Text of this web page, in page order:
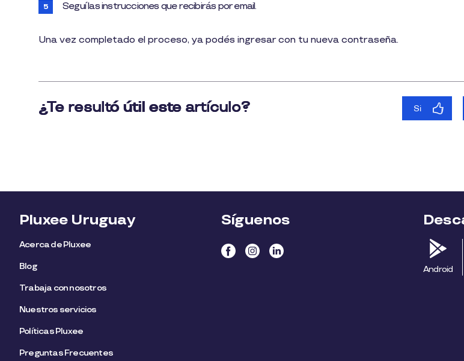
Seguí las instrucciones que recibirás por email.
Una vez completado el proceso, ya podés ingresar con tu nueva contraseña.
Pluxee Uruguay
Acerca de Pluxee
Blog
Trabaja con nosotros
Nuestros servicios
Políticas Pluxee
Preguntas Frecuentes
Síguenos
Android